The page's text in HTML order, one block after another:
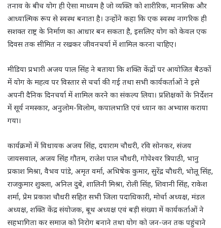
तनाव के बीच योग ही ऐसा माध्यम है जो व्यक्ति को शारीरिक, मानसिक और
आध्यात्मिक रूप से स्वस्थ बनाता है। उन्होंने कहा कि एक स्वस्थ नागरिक ही
सशक्त राष्ट्र के निर्माण का आधार बन सकता है, इसलिए योग को केवल एक
दिवस तक सीमित न रखकर जीवनचर्या में शामिल करना चाहिए।
मीडिया प्रभारी अजय पाल सिंह ने बताया कि शक्ति केंद्रों पर आयोजित बैठकों
में योग के महत्व पर विस्तार से चर्चा की गई तथा सभी कार्यकर्ताओं ने इसे
अपनी दैनिक दिनचर्या में शामिल करने का संकल्प लिया। प्रशिक्षकों के निर्देशन
में सूर्य नमस्कार, अनुलोम-विलोम, कपालभाति एवं ध्यान का अभ्यास कराया
गया।
कार्यक्रमों में विधायक अजय सिंह, दयाराम चौधरी, रवि सोनकर, संजय
जायसवाल, अजय सिंह गौतम, राजेश पाल चौधरी, गोपेश्वर त्रिपाठी, भानु
प्रकाश मिश्रा, वैभव पांडे, अमृत वर्मा, अभिषेक कुमार, सुरेंद्र चौधरी, भोलू सिंह,
राजकुमार शुक्ला, अनिल दुबे, शालिनी मिश्रा, रोली सिंह, शिवानी सिंह, राकेश
शर्मा, प्रेम प्रकाश चौधरी सहित सभी जिला पदाधिकारी, मोर्चा अध्यक्ष, मंडल
अध्यक्ष, शक्ति केंद्र संयोजक, बूथ अध्यक्ष एवं बड़ी संख्या में कार्यकर्ताओं ने
सहभागिता कर समाज को निरोग बनाने तथा योग को जन-जन तक पहुंचाने